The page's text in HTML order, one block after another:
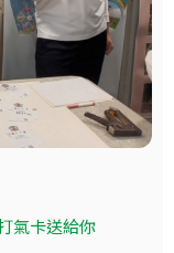
氣卡送給你